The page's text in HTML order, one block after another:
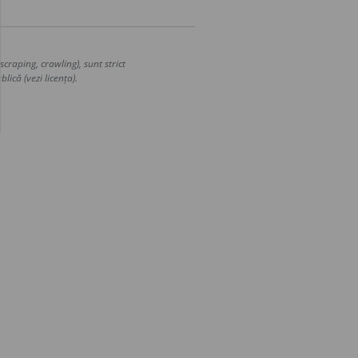
crawling), sunt strict
(vezi licența).